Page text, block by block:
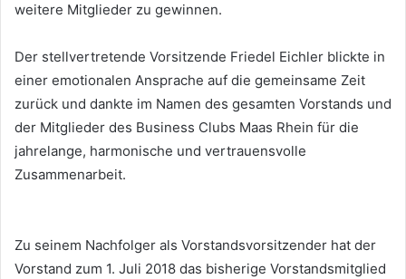
weitere Mitglieder zu gewinnen.
Der stellvertretende Vorsitzende Friedel Eichler blickte in
einer emotionalen Ansprache auf die gemeinsame Zeit
zurück und dankte im Namen des gesamten Vorstands und
der Mitglieder des Business Clubs Maas Rhein für die
jahrelange, harmonische und vertrauensvolle
Zusammenarbeit.
Zu seinem Nachfolger als Vorstandsvorsitzender hat der
Vorstand zum 1. Juli 2018 das bisherige Vorstandsmitglied